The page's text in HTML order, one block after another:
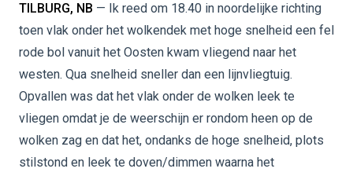
TILBURG, NB — Ik reed om 18.40 in noordelijke richting
toen vlak onder het wolkendek met hoge snelheid een fel
rode bol vanuit het Oosten kwam vliegend naar het
westen. Qua snelheid sneller dan een lijnvliegtuig.
Opvallen was dat het vlak onder de wolken leek te
vliegen omdat je de weerschijn er rondom heen op de
wolken zag en dat het, ondanks de hoge snelheid, plots
stilstond en leek te doven/dimmen waarna het